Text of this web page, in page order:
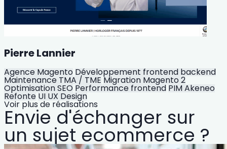
Pierre Lannier
Agence Magento Développement frontend backend
Maintenance TMA / TME Migration Magento 2
Optimisation SEO Performance frontend PIM Akeneo
Refonte UI UX Design
Voir plus de réalisations
Envie d'échanger sur
un sujet ecommerce ?